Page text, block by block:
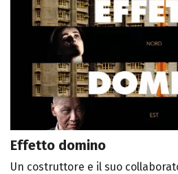
Effetto domino
Un costruttore e il suo